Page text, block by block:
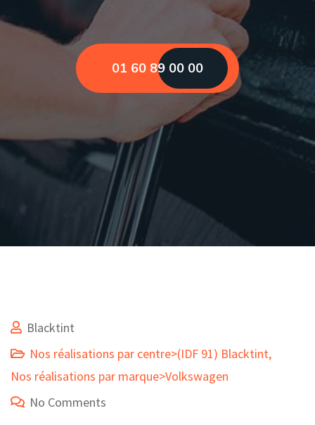
01 60 89 00 00
Blacktint
Nos réalisations par centre>(IDF 91) Blacktint,
Nos réalisations par marque>Volkswagen
No Comments